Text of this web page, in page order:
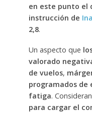
en este punto el
instrucción de
2,8.
Un aspecto que
valorado
de vuelos,
programados de
fatiga.
para cargar el